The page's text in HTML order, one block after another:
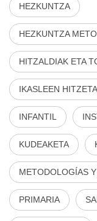
HEZKUNTZA
HEZKUNTZA
HITZALDIAK ETA
IKASLEEN
INFANTIL
KUDEAKETA
METODOLOGÍAS
PRIMARIA